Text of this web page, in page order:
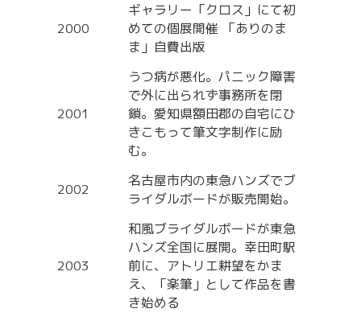
2000
ギャラリー「クロス」にて初
めての個展開催 「ありのま
ま」自費出版
2001
うつ病が悪化。パニック障害
で外に出られず事務所を閉
鎖。愛知県額田郡の自宅にひ
きこもって筆文字制作に励
む。
2002
名古屋市内の東急ハンズでブ
ライダルボードが販売開始。
2003
和風ブライダルボードが東急
ハンズ全国に展開。幸田町駅
前に、アトリエ耕望をかま
え、「楽筆」として作品を書
き始める